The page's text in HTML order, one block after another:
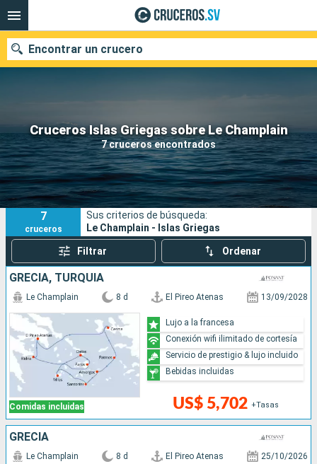
Cruceros Islas Griegas sobre Le Champlain
7 cruceros encontrados
Encontrar un crucero
Nuestros destinos
Fecha de salida
Puertos Compañías
Buscar
7
cruceros
Sus criterios de búsqueda:
Le Champlain - Islas Griegas
Filtrar Ordenar
GRECIA, TURQUÍA
Comidas incluidas
Le Champlain 8 d El Pireo Atenas 13/09/2028
US$ 5,702 +Tasas
Lujo a la francesa
Conexión wifi ilimitado de cortesía
Servicio de prestigio & lujo incluido
Bebidas incluidas
GRECIA
Le Champlain 8 d El Pireo Atenas 25/10/2026